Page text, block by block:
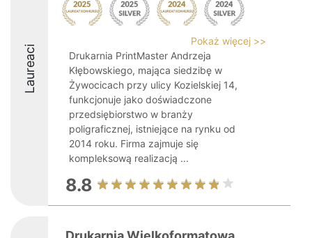
Laureaci
Pokaż więcej >>
Drukarnia PrintMaster Andrzeja
Kłębowskiego, mająca siedzibę w
Żywocicach przy ulicy Kozielskiej 14,
funkcjonuje jako doświadczone
przedsiębiorstwo w branży
poligraficznej, istniejące na rynku od
2014 roku. Firma zajmuje się
kompleksową realizacją ...
8.8